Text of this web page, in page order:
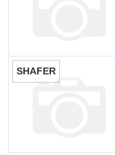
SHAFER